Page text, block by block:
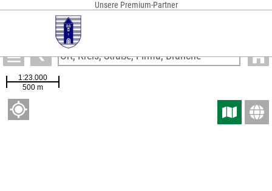
Unsere Premium-Partner